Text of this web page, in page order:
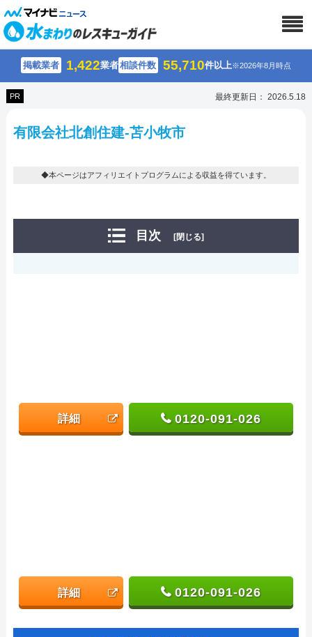
掲載業者 1,422業者相談件数 55,710件以上※2026年8月時点
PR 最終更新日： 2026.5.18
有限会社北創住建-苫小牧市
◆本ページはアフィリエイトプログラムによる収益を得ています。
目次 [閉じる]
詳細 0120-091-026
詳細 0120-091-026